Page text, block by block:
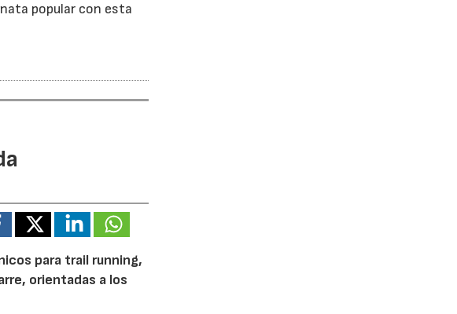
popular con esta
para trail running,
orientadas a los